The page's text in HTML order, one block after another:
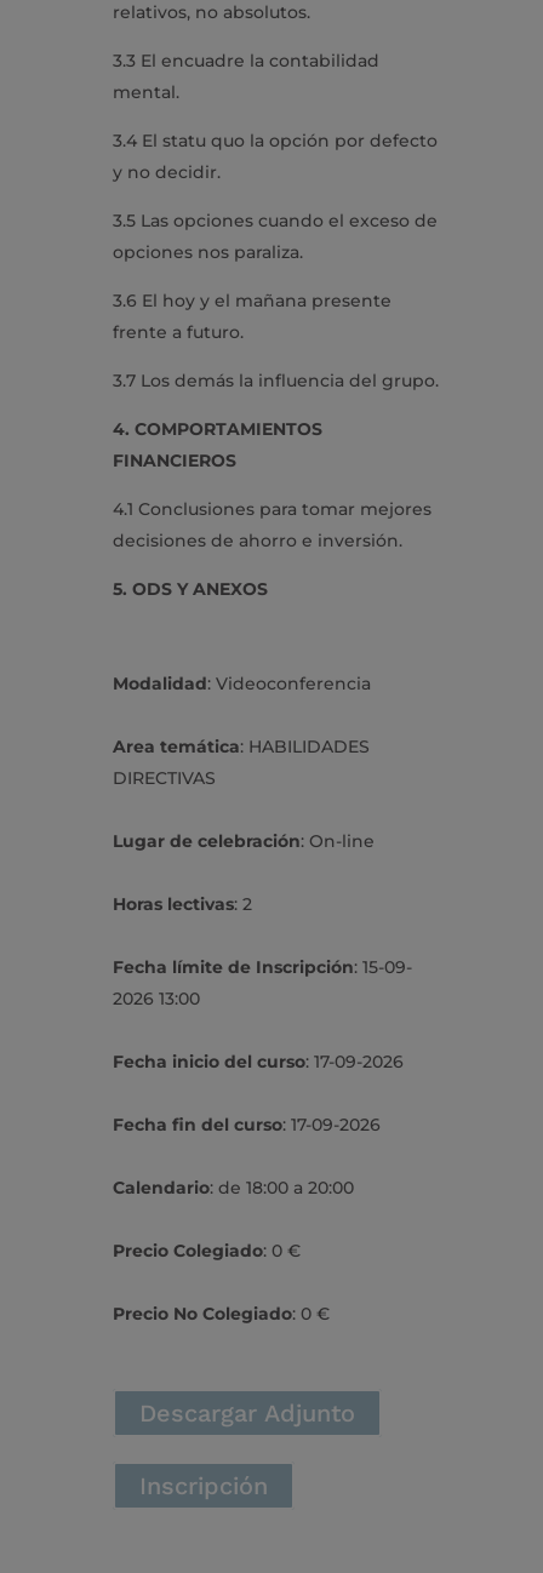
relativos, no absolutos.
3.3 El encuadre la contabilidad
mental.
3.4 El statu quo la opción por defecto
y no decidir.
3.5 Las opciones cuando el exceso de
opciones nos paraliza.
3.6 El hoy y el mañana presente
frente a futuro.
3.7 Los demás la influencia del grupo.
4. COMPORTAMIENTOS
FINANCIEROS
4.1 Conclusiones para tomar mejores
decisiones de ahorro e inversión.
5. ODS Y ANEXOS
Modalidad: Videoconferencia
Area temática: HABILIDADES
DIRECTIVAS
Lugar de celebración: On-line
Horas lectivas: 2
Fecha límite de Inscripción: 15-09-
2026 13:00
Fecha inicio del curso: 17-09-2026
Fecha fin del curso: 17-09-2026
Calendario: de 18:00 a 20:00
Precio Colegiado: 0 €
Precio No Colegiado: 0 €
Descargar Adjunto
Inscripción